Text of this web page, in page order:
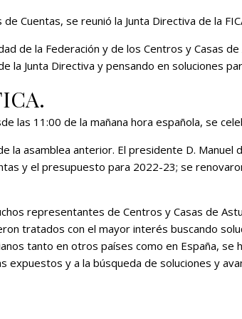
Cuentas, se reunió la Junta Directiva de la
de la Federación y de los Centros y Casas
la Junta Directiva y pensando en soluciones
las 11:00 de la mañana hora española, se
la asamblea anterior. El presidente D.
y el presupuesto para 2022-23; se
representantes de Centros y Casas de
tratados con el mayor interés buscando
tanto en otros países como en España, se
y a la búsqueda de soluciones y